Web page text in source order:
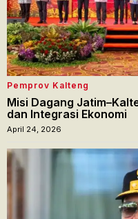
Pemprov Kalteng
Misi Dagang
dan Integrasi Ekonomi
April 24, 2026